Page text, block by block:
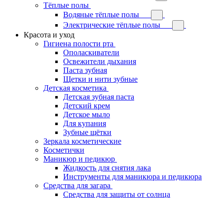
Тёплые полы
Водяные тёплые полы
Электрические тёплые полы
Красота и уход
Гигиена полости рта
Ополаскиватели
Освежители дыхания
Паста зубная
Щетки и нити зубные
Детская косметика
Детская зубная паста
Детский крем
Детское мыло
Для купания
Зубные щётки
Зеркала косметические
Косметички
Маникюр и педикюр
Жидкость для снятия лака
Инструменты для маникюра и педикюра
Средства для загара
Средства для защиты от солнца